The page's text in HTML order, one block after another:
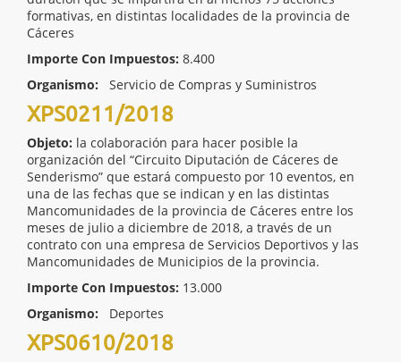
formativas, en distintas localidades de la provincia de
Cáceres
Importe Con Impuestos: 8.400
Organismo:
Servicio de Compras y Suministros
XPS0211/2018
Objeto: la colaboración para hacer posible la
organización del “Circuito Diputación de Cáceres de
Senderismo” que estará compuesto por 10 eventos, en
una de las fechas que se indican y en las distintas
Mancomunidades de la provincia de Cáceres entre los
meses de julio a diciembre de 2018, a través de un
contrato con una empresa de Servicios Deportivos y las
Mancomunidades de Municipios de la provincia.
Importe Con Impuestos: 13.000
Organismo:
Deportes
XPS0610/2018